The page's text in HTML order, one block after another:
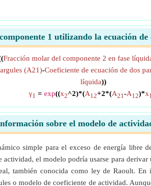
1 utilizando la ecuación
Fracción molar del componente 2 en fase
(A21)-Coeficiente de ecuación de dos
líquida))
γ1 = exp((x2^2)*(A12+2*(A21-A12)*x
sobre el modelo de
simple para el exceso de energía
el modelo podría usarse para
también conocida como ley de Raoult.
o modelo de coeficiente de actividad.